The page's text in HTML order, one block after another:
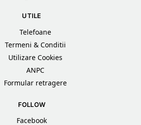
UTILE
Telefoane
Termeni & Conditii
Utilizare Cookies
ANPC
Formular retragere
FOLLOW
Facebook